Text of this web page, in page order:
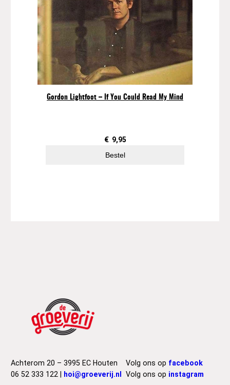
Gordon Lightfoot – If You Could Read My Mind
€ 9,95
Bestel
Achterom 20 – 3995 EC Houten
06 52 333 122 |
hoi@groeverij.nl
Volg ons op facebook
Volg ons op instagram